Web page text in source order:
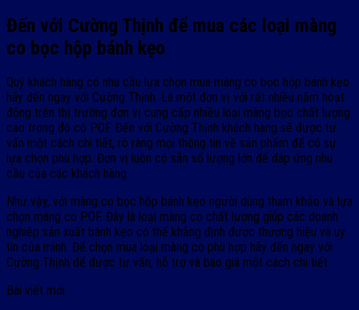
Đến với Cường Thịnh để mua các loại màng
co bọc hộp bánh kẹo
Quý khách hàng có nhu cầu lựa chọn mua màng co bọc hộp bánh kẹo
hãy đến ngay với Cường Thịnh. Là một đơn vị với rất nhiều năm hoạt
động trên thị trường đơn vị cung cấp nhiều loại màng bọc chất lượng
cao trong đó có POF. Đến với Cường Thịnh khách hàng sẽ được tư
vấn một cách chi tiết, rõ ràng mọi thông tin về sản phẩm để có sự
lựa chọn phù hợp. Đơn vị luôn có sẵn số lượng lớn để đáp ứng nhu
cầu của các khách hàng.
Như vậy, với màng co bọc hộp bánh kẹo người dùng tham khảo và lựa
chọn màng co POF. Đây là loại màng co chất lượng giúp các doanh
nghiệp sản xuất bánh kẹo có thể khẳng định được thương hiệu và uy
tín của mình. Để chọn mua loại màng co phù hợp hãy đến ngay với
Cường Thịnh để được tư vấn, hỗ trợ và báo giá một cách chi tiết.
Bài viết mới